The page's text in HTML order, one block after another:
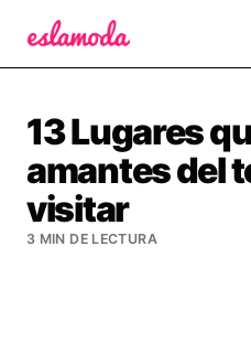
13 Lugares
amantes del
visitar
3 MIN DE LECTURA